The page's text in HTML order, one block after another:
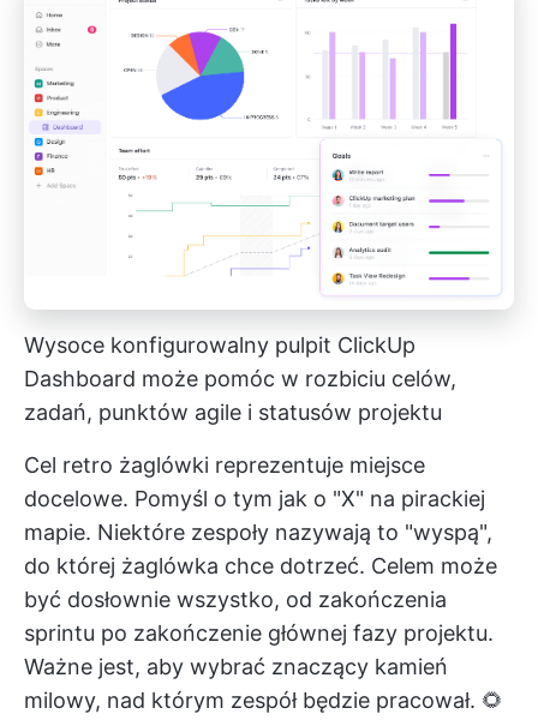
Wysoce konfigurowalny pulpit ClickUp
Dashboard może pomóc w rozbiciu celów,
zadań, punktów agile i statusów projektu
Cel retro żaglówki reprezentuje miejsce
docelowe. Pomyśl o tym jak o "X" na pirackiej
mapie. Niektóre zespoły nazywają to "wyspą",
do której żaglówka chce dotrzeć. Celem może
być dosłownie wszystko, od zakończenia
sprintu po zakończenie głównej fazy projektu.
Ważne jest, aby wybrać znaczący kamień
milowy, nad którym zespół będzie pracował. 🌻